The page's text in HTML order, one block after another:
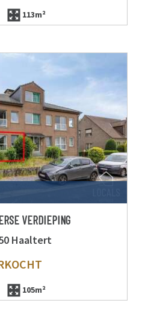
113m²
VERDIEPING
Haaltert
105m²